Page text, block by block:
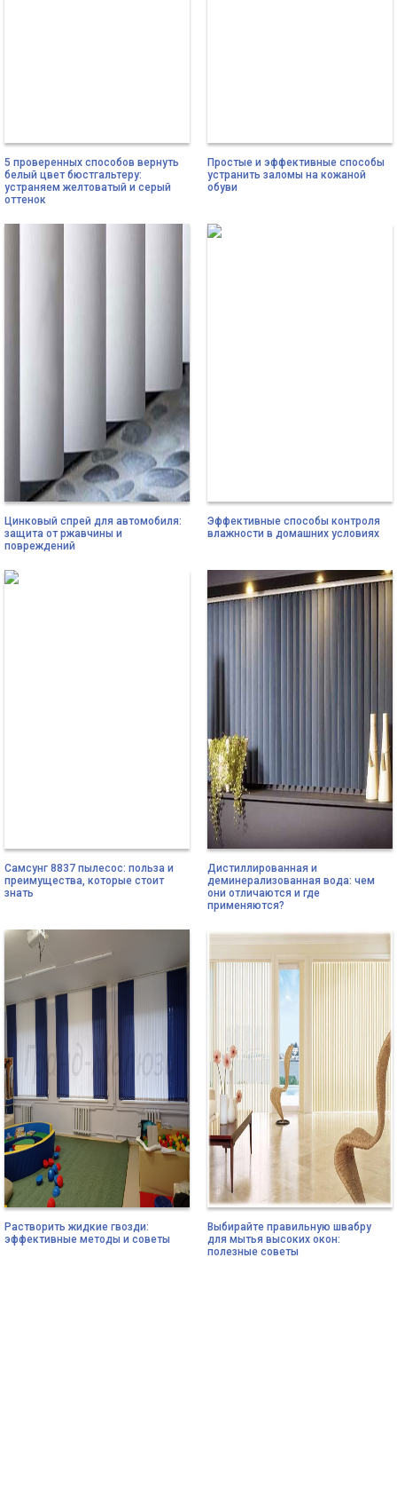
5 проверенных способов вернуть
белый цвет бюстгальтеру:
устраняем желтоватый и серый
оттенок
Простые и эффективные способы
устранить заломы на кожаной
обуви
Цинковый спрей для автомобиля:
защита от ржавчины и
повреждений
Эффективные способы контроля
влажности в домашних условиях
Самсунг 8837 пылесос: польза и
преимущества, которые стоит
знать
Дистиллированная и
деминерализованная вода: чем
они отличаются и где
применяются?
Растворить жидкие гвозди:
эффективные методы и советы
Выбирайте правильную швабру
для мытья высоких окон:
полезные советы